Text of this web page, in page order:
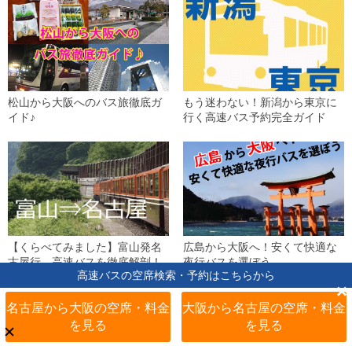
松山から大阪へのバス旅徹底ガ
イド♪
もう迷わない！新潟から東京に
行く高速バス予約完全ガイド
【くらべてみました】富山発名
古屋行、高速バスを徹底解剖！
広島から大阪へ！安くて快適な
夜行バスを選ぼう
高速バスの空席検索・予約はこちらから
×
名古屋から大阪の空席・料金
を見る
大阪から名古屋の空席・料金
を見る